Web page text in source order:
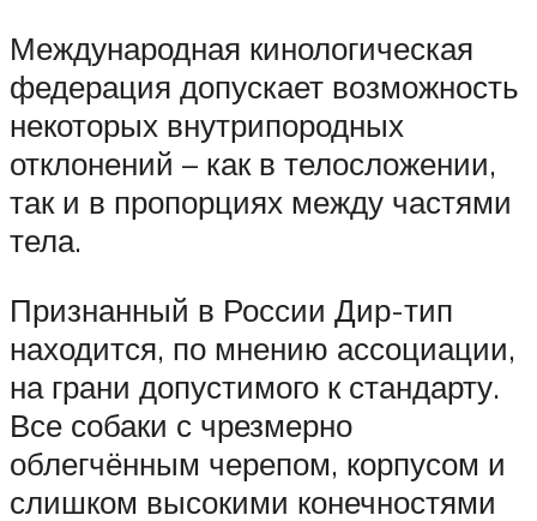
Международная кинологическая
федерация допускает возможность
некоторых внутрипородных
отклонений – как в телосложении,
так и в пропорциях между частями
тела.
Признанный в России Дир-тип
находится, по мнению ассоциации,
на грани допустимого к стандарту.
Все собаки с чрезмерно
облегчённым черепом, корпусом и
слишком высокими конечностями